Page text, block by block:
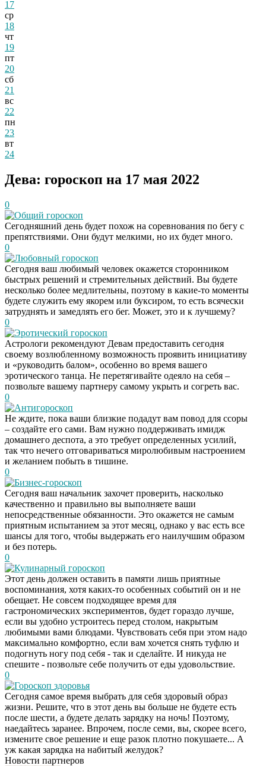
17
ср
18
чт
19
пт
20
сб
21
вс
22
пн
23
вт
24
Дева: гороскоп на 17 мая 2022
0
Общий гороскоп
Сегодняшний день будет похож на соревнования по бегу с
препятствиями. Они будут мелкими, но их будет много.
0
Любовный гороскоп
Сегодня ваш любимый человек окажется сторонником
быстрых решений и стремительных действий. Вы будете
несколько более медлительны, поэтому в какие-то моменты
будете служить ему якорем или буксиром, то есть всячески
затруднять и замедлять его бег. Может, это и к лучшему?
0
Эротический гороскоп
Астрологи рекомендуют Девам предоставить сегодня
своему возлюбленному возможность проявить инициативу
и «руководить балом», особенно во время вашего
эротического танца. Не перетягивайте одеяло на себя –
позвольте вашему партнеру самому укрыть и согреть вас.
0
Антигороскоп
Не ждите, пока ваши близкие подадут вам повод для ссоры
– создайте его сами. Вам нужно поддерживать имидж
домашнего деспота, а это требует определенных усилий,
так что нечего отговариваться миролюбивым настроением
и желанием побыть в тишине.
0
Бизнес-гороскоп
Сегодня ваш начальник захочет проверить, насколько
качественно и правильно вы выполняете ваши
непосредственные обязанности. Это окажется не самым
приятным испытанием за этот месяц, однако у вас есть все
шансы для того, чтобы выдержать его наилучшим образом
и без потерь.
0
Кулинарный гороскоп
Этот день должен оставить в памяти лишь приятные
воспоминания, хотя каких-то особенных событий он и не
обещает. Не совсем подходящее время для
гастрономических экспериментов, будет гораздо лучше,
если вы удобно устроитесь перед столом, накрытым
любимыми вами блюдами. Чувствовать себя при этом надо
максимально комфортно, если вам хочется снять туфлю и
подогнуть ногу под себя - так и сделайте. И никуда не
спешите - позвольте себе получить от еды удовольствие.
0
Гороскоп здоровья
Сегодня самое время выбрать для себя здоровый образ
жизни. Решите, что в этот день вы больше не будете есть
после шести, а будете делать зарядку на ночь! Поэтому,
наедайтесь заранее. Впрочем, после семи, вы, скорее всего,
измените свое решение и еще разок плотно покушаете... А
уж какая зарядка на набитый желудок?
Новости партнеров
i
Скрытая камера на
пляже Крыма: Что
люди вытворяют, когда
их не видят...